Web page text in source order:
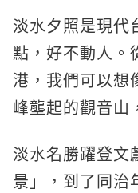
淡水夕照是現代
點，好不動人。
港，我們可以想
峰壟起的觀音山
淡水名勝躍登文
景」，到了同治